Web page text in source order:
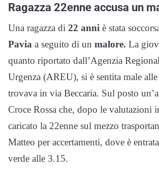
Ragazza 22enne accusa un
Una ragazza di 22 anni è stata
Pavia a seguito di un malore. La
quanto riportato dall’Agenzia
Urgenza (AREU), si è sentita male
trovava in via Beccaria. Sul posto
Croce Rossa che, dopo le valutazioni
caricato la 22enne sul mezzo
Matteo per accertamenti, dove è
verde alle 3.15.